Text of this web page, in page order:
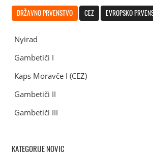
DRŽAVNO PRVENSTVO CEZ EVROPSKO
Nyirad
Gambetiči I
Kaps Moravče I (CEZ)
Gambetiči II
Gambetiči III
KATEGORIJE NOVIC